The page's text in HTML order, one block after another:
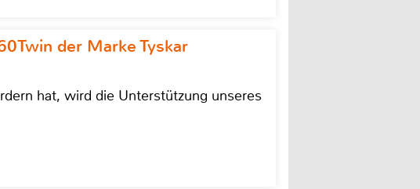
der Marke Tyskar
hat, wird die Unterstützung unseres